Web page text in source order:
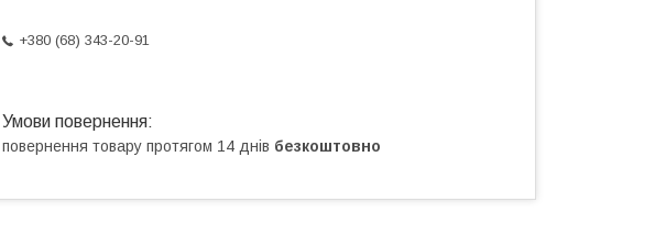
+380 (68) 343-20-91
повернення товару протягом 14 днів безкоштовно